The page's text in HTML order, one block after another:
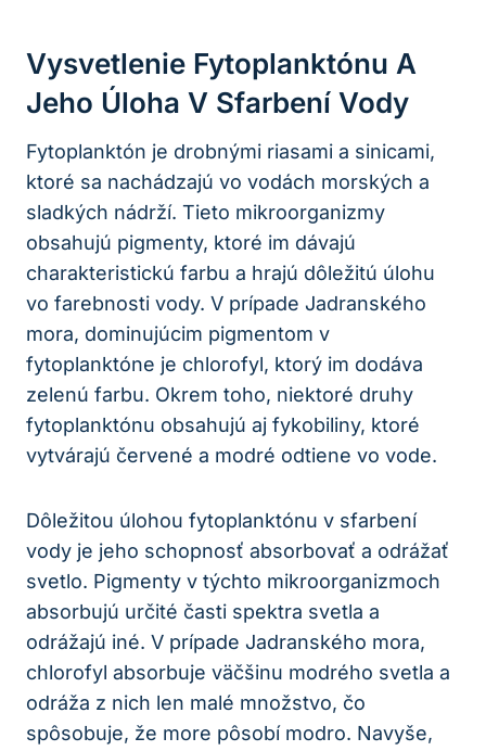
Vysvetlenie Fytoplanktónu A
Jeho Úloha V Sfarbení Vody
Fytoplanktón je drobnými riasami a sinicami,
ktoré sa nachádzajú vo vodách morských a
sladkých nádrží. Tieto mikroorganizmy
obsahujú pigmenty, ktoré im dávajú
charakteristickú farbu a hrajú dôležitú úlohu
vo farebnosti vody. V prípade Jadranského
mora, dominujúcim pigmentom v
fytoplanktóne je chlorofyl, ktorý im dodáva
zelenú farbu. Okrem toho, niektoré druhy
fytoplanktónu obsahujú aj fykobiliny, ktoré
vytvárajú červené a modré odtiene vo vode.
Dôležitou úlohou fytoplanktónu v sfarbení
vody je jeho schopnosť absorbovať a odrážať
svetlo. Pigmenty v týchto mikroorganizmoch
absorbujú určité časti spektra svetla a
odrážajú iné. V prípade Jadranského mora,
chlorofyl absorbuje väčšinu modrého svetla a
odráža z nich len malé množstvo, čo
spôsobuje, že more pôsobí modro. Navyše,